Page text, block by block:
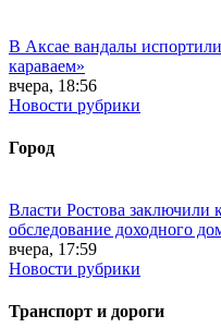
В Аксае вандалы
караваем»
вчера, 18:56
Новости рубрики
Город
Власти Ростова заключили
обследование доходного
вчера, 17:59
Новости рубрики
Транспорт и дороги